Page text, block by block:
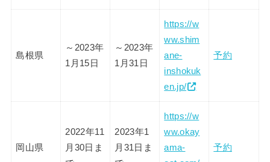
島根県
～2023年
1月15日
～2023年
1月31日
https://w
ww.shim
ane-
inshokuk
en.jp/
予約
岡山県
2022年11
月30日ま
2023年1
月31日ま
https://w
ww.okay
ama-
予約